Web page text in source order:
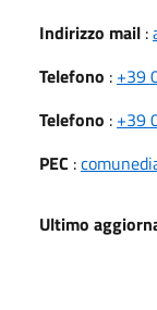
Indirizzo mail :
Telefono : +39
Telefono : +39
PEC :
Ultimo